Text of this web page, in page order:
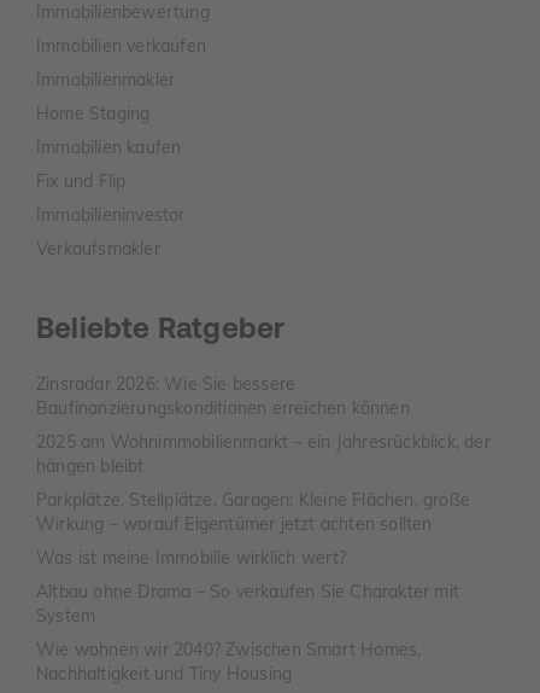
Immobilienbewertung
Immobilien verkaufen
Immobilienmakler
Home Staging
Immobilien kaufen
Fix und Flip
Immobilieninvestor
Verkaufsmakler
Beliebte Ratgeber
Zinsradar 2026: Wie Sie bessere
Baufinanzierungskonditionen erreichen können
2025 am Wohnimmobilienmarkt – ein Jahresrückblick, der
hängen bleibt
Parkplätze, Stellplätze, Garagen: Kleine Flächen, große
Wirkung – worauf Eigentümer jetzt achten sollten
Was ist meine Immobilie wirklich wert?
Altbau ohne Drama – So verkaufen Sie Charakter mit
System
Wie wohnen wir 2040? Zwischen Smart Homes,
Nachhaltigkeit und Tiny Housing